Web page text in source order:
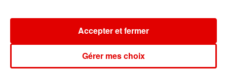
SHEERAN
NOLWENN LEROY
Ohwo! Self Aware
Gérer mes choix
Accepter et fermer